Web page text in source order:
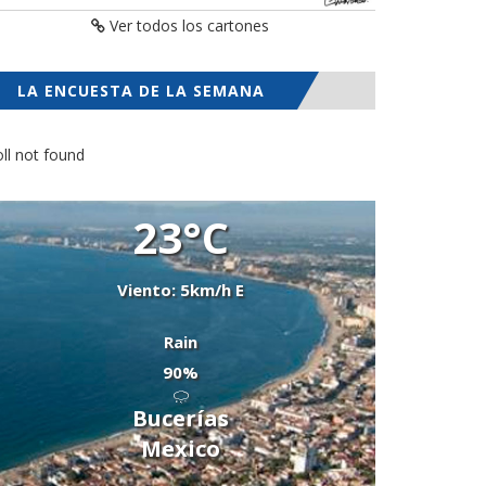
Ver todos los cartones
LA ENCUESTA DE LA SEMANA
not found
23°C
Viento: 5km/h E
Rain
90%
Bucerías
Mexico